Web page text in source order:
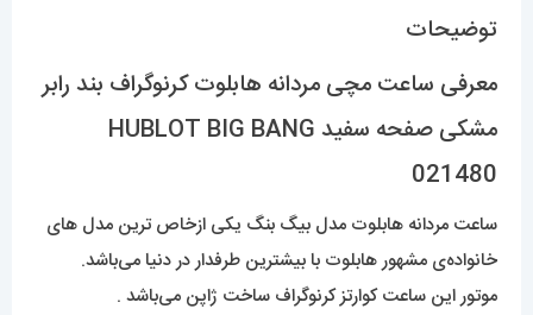
توضیحات
معرفی ساعت مچی مردانه هابلوت کرنوگراف بند رابر
مشکی صفحه سفید HUBLOT BIG BANG
021480
ساعت مردانه هابلوت مدل بیگ بنگ یکی ازخاص ترین مدل های
خانواده‌ی مشهور هابلوت با بیشترین طرفدار در دنیا می‌باشد.
موتور این ساعت کوارتز کرنوگراف ساخت ژاپن می‌باشد .